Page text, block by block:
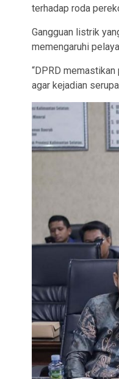
terhadap roda
Gangguan listrik
memengaruhi
“DPRD
agar kejadian